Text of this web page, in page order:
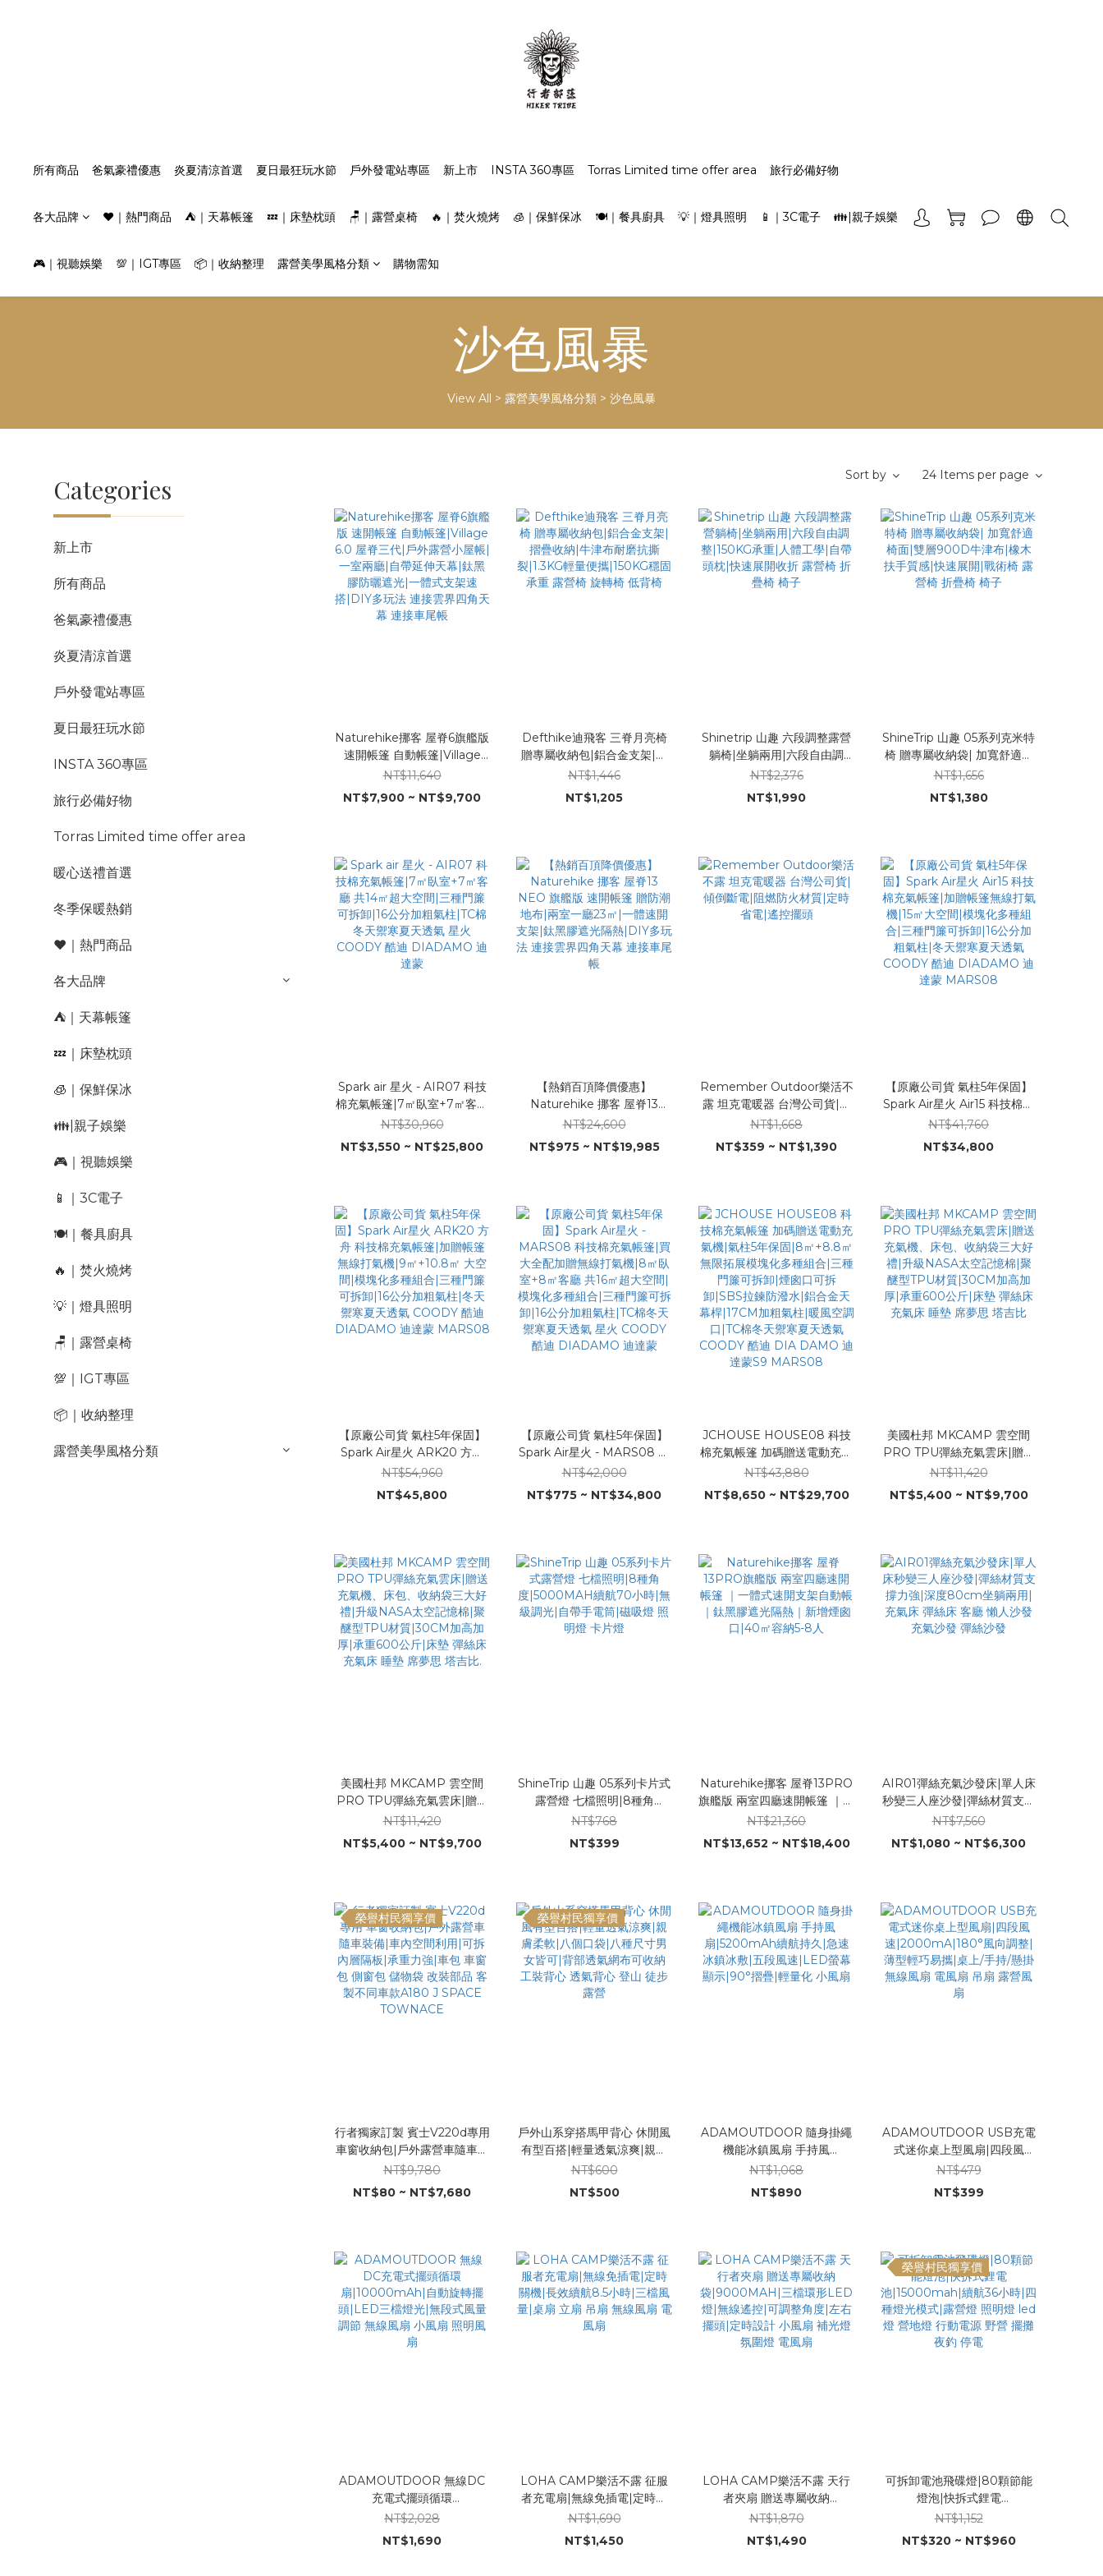
所有商品 爸氣豪禮優惠 炎夏清涼首選 夏日最狂玩水節 戶外發電站專區 新上市 INSTA 360專區 Torras Limited time offer area 旅行必備好物
各大品牌 ❤️｜熱門商品 ⛺️｜天幕帳篷 💤｜床墊枕頭 🪑｜露營桌椅 🔥｜焚火燒烤 🧊｜保鮮保冰 🍽️｜餐具廚具 💡｜燈具照明 📱｜3C電子 👪|親子娛樂
🎮｜視聽娛樂 💯｜IGT專區 📦｜收納整理 露營美學風格分類 購物需知
沙色風暴
View All > 露營美學風格分類> 沙色風暴
Categories
新上市
所有商品
爸氣豪禮優惠
炎夏清涼首選
戶外發電站專區
夏日最狂玩水節
INSTA 360專區
旅行必備好物
Torras Limited time offer area
暖心送禮首選
冬季保暖熱銷
❤️｜熱門商品
各大品牌
⛺️｜天幕帳篷
💤｜床墊枕頭
🧊｜保鮮保冰
👪|親子娛樂
🎮｜視聽娛樂
📱｜3C電子
🍽️｜餐具廚具
🔥｜焚火燒烤
💡｜燈具照明
🪑｜露營桌椅
💯｜IGT專區
📦｜收納整理
露營美學風格分類
Sort by 24 Items per page
Naturehike挪客 屋脊6旗艦版
速開帳篷 自動帳篷|Village
6.0 屋脊三代|戶外露營小屋帳|
一室兩廳|自帶延伸天幕|鈦黑
膠防曬遮光|一體式支架速
NT$11,640
NT$7,900 ~ NT$9,700
Defthike迪飛客 三脊月亮椅
贈專屬收納包|鋁合金支架|摺
疊收納|牛津布耐磨抗撕
裂|1.3KG輕量便攜|150KG穩固
承重 露營椅 旋轉椅 低背椅
NT$1,446
NT$1,205
Shinetrip 山趣 六段調整露營
躺椅|坐躺兩用|六段自由調
整|150KG承重|人體工學|自帶
頭枕|快速展開收折 露營椅 折
疊椅 椅子
NT$2,376
NT$1,990
ShineTrip 山趣 05系列克米特
椅 贈專屬收納袋| 加寬舒適椅
面|雙層900D牛津布|橡木扶
手質感|快速展開|戰術椅 露營
椅 折疊椅 椅子
NT$1,656
NT$1,380
Spark air 星火 - AIR07 科技
棉充氣帳篷|7㎡臥室+7㎡客廳
共14㎡超大空間|三種門簾可拆
卸|16公分加粗氣柱|TC棉冬天
禦寒夏天透氣 星火 COODY
NT$30,960
NT$3,550 ~ NT$25,800
【熱銷百頂降價優惠】
Naturehike 挪客 屋脊13
NEO 旗艦版 速開帳篷 贈防潮
地布|兩室一廳23㎡|一體速開
支架|鈦黑膠遮光隔熱|DIY多玩
NT$24,600
NT$975 ~ NT$19,985
Remember Outdoor樂活不
露 坦克電暖器 台灣公司貨|傾
倒斷電|阻燃防火材質|定時省
電|遙控擺頭
NT$1,668
NT$359 ~ NT$1,390
【原廠公司貨 氣柱5年保固】
Spark Air星火 Air15 科技棉充
氣帳篷|加贈帳篷無線打氣
機|15㎡大空間|模塊化多種組
合|三種門簾可拆卸|16公分加
達蒙 MARS08
NT$41,760
NT$34,800
【原廠公司貨 氣柱5年保固】
Spark Air星火 ARK20 方舟
科技棉充氣帳篷|加贈帳篷無線
打氣機|9㎡+10.8㎡ 大空間|模
塊化多種組合|三種門簾可拆
DIADAMO 迪達蒙 MARS08
NT$54,960
NT$45,800
【原廠公司貨 氣柱5年保固】
Spark Air星火 - MARS08 科
技棉充氣帳篷|買大全配加贈無
線打氣機|8㎡臥室+8㎡客廳
共16㎡超大空間|模塊化多種組
氣 星火 COODY 酷迪
DIADAMO 迪達蒙
NT$42,000
NT$775 ~ NT$34,800
JCHOUSE HOUSE08 科技
棉充氣帳篷 加碼贈送電動充氣
機|氣柱5年保固|8㎡+8.8㎡無
限拓展模塊化多種組合|三種門
簾可拆卸|煙囪口可拆卸|SBS
口|TC棉冬天禦寒夏天透氣
COODY 酷迪 DIA DAMO 迪
達蒙S9 MARS08
NT$43,880
NT$8,650 ~ NT$29,700
美國杜邦 MKCAMP 雲空間
PRO TPU彈絲充氣雲床|贈送
充氣機、床包、收納袋三大好
禮|升級NASA太空記憶棉|聚
醚型TPU材質|30CM加高加
NT$11,420
NT$5,400 ~ NT$9,700
美國杜邦 MKCAMP 雲空間
PRO TPU彈絲充氣雲床|贈送
充氣機、床包、收納袋三大好
禮|升級NASA太空記憶棉|聚
醚型TPU材質|30CM加高加
NT$11,420
NT$5,400 ~ NT$9,700
ShineTrip 山趣 05系列卡片式
露營燈 七檔照明|8種角
度|5000MAH續航70小時|無
級調光|自帶手電筒|磁吸燈 照
明燈 卡片燈
NT$768
NT$399
Naturehike挪客 屋脊13PRO
旗艦版 兩室四廳速開帳篷 ｜一
體式速開支架自動帳｜鈦黑膠
遮光隔熱｜新增煙囪口|40㎡
NT$21,360
NT$13,652 ~ NT$18,400
AIR01彈絲充氣沙發床|單人床
秒變三人座沙發|彈絲材質支撐
力強|深度80cm坐躺兩用|充
氣床 彈絲床 客廳 懶人沙發 充
氣沙發 彈絲沙發
NT$7,560
NT$1,080 ~ NT$6,300
榮譽村民獨享價
行者獨家訂製 賓士V220d專用
車窗收納包|戶外露營車隨車裝
備|車內空間利用|可拆內層隔
板|承重力強|車包 車窗包 側窗
包 儲物袋 改裝部品 客製不同
NT$9,780
NT$80 ~ NT$7,680
榮譽村民獨享價
戶外山系穿搭馬甲背心 休閒風
有型百搭|輕量透氣涼爽|親膚
柔軟|八個口袋|八種尺寸男女
皆可|背部透氣網布可收納 工
裝背心 透氣背心 登山 徒步 露
NT$600
NT$500
ADAMOUTDOOR 隨身掛繩
機能冰鎮風扇 手持風
扇|5200mAh續航持久|急速
冰鎮冰敷|五段風速|LED螢幕
顯示|90°摺疊|輕量化 小風扇
NT$1,068
NT$890
ADAMOUTDOOR USB充電
式迷你桌上型風扇|四段風
速|2000mA|180°風向調整|
薄型輕巧易攜|桌上/手持/懸掛
無線風扇 電風扇 吊扇 露營風
NT$479
NT$399
ADAMOUTDOOR 無線DC
充電式擺頭循環
扇|10000mAh|自動旋轉擺
頭|LED三檔燈光|無段式風量
調節 無線風扇 小風扇 照明風
NT$2,028
NT$1,690
LOHA CAMP樂活不露 征服
者充電扇|無線免插電|定時關
機|長效續航8.5小時|三檔風量|
桌扇 立扇 吊扇 無線風扇 電風
扇
NT$1,690
NT$1,450
LOHA CAMP樂活不露 天行
者夾扇 贈送專屬收納
袋|9000MAH|三檔環形LED
燈|無線遙控|可調整角度|左右
擺頭|定時設計 小風扇 補光燈
NT$1,870
NT$1,490
榮譽村民獨享價
可拆卸電池飛碟燈|80顆節能
燈泡|快拆式鋰電
池|15000mah|續航36小時|四
種燈光模式|露營燈 照明燈 led
燈 營地燈 行動電源 野營 擺攤
NT$1,152
NT$320 ~ NT$960